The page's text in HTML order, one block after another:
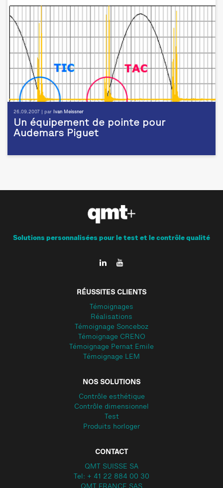
26.09.2007 | par Ivan Meissner
Un équipement de pointe pour
Audemars Piguet
Solutions personnalisées pour le test et le contrôle qualité
RÉUSSITES CLIENTS
Témoignages
Réalisations
Témoignage Sonceboz
Témoignage CRENO
Témoignage Pernat Emile
Témoignage LEM
NOS SOLUTIONS
Contrôle esthétique
Contrôle dimensionnel
Test
Produits horloger
CONTACT
QMT SUISSE SA
Tel: + 41 22 884 00 30